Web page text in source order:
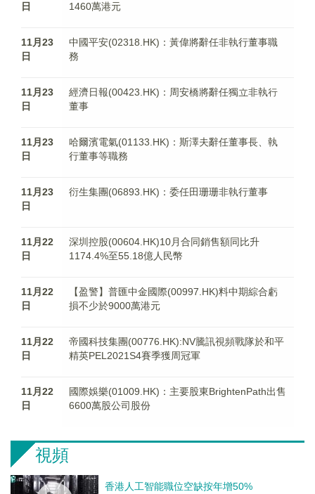
日
1460萬港元
11月23
日
中國平安(02318.HK)：黃偉將辭任非執行董事職
務
11月23
日
經濟日報(00423.HK)：周安橋將辭任獨立非執行
董事
11月23
日
哈爾濱電氣(01133.HK)：斯澤夫辭任董事長、執
行董事等職務
11月23
日
衍生集團(06893.HK)：委任田珊珊非執行董事
11月22
日
深圳控股(00604.HK)10月合同銷售額同比升
1174.4%至55.18億人民幣
11月22
日
【盈警】普匯中金國際(00997.HK)料中期綜合虧
損不少於9000萬港元
11月22
日
帝國科技集團(00776.HK):NV騰訊視頻戰隊於和平
精英PEL2021S4賽季獲周冠軍
11月22
日
國際娛樂(01009.HK)：主要股東BrightenPath出售
6600萬股公司股份
視頻
香港人工智能職位空缺按年增50%